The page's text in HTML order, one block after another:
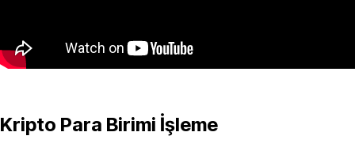
Kripto Para Birimi İşleme